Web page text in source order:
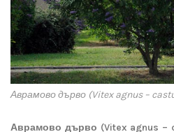
Аврамово дърво (Vitex agnus –
Аврамово дърво (Vitex agnus –